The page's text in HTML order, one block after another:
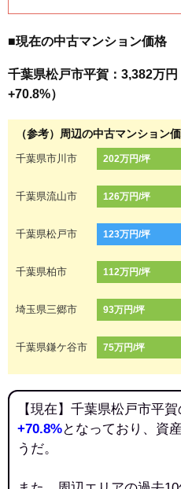
■現在の中古マンション価格
千葉県松戸市平賀：3,382万
+70.8%）
（参考）周辺の中古マンション
千葉県市川市 202万円/坪
千葉県流山市 126万円/坪
千葉県松戸市 123万円/坪
千葉県柏市 112万円/坪
埼玉県三郷市 93万円/坪
千葉県鎌ケ谷市 75万円/坪
【現在】千葉県松戸市平
+70.8%となっており、資
うだ。